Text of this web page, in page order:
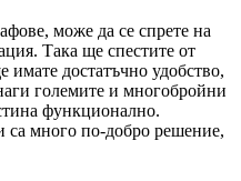
може да се спрете на
Така ще спестите от
достатъчно удобство,
големите и многобройни
функционално.
много по-добро решение,